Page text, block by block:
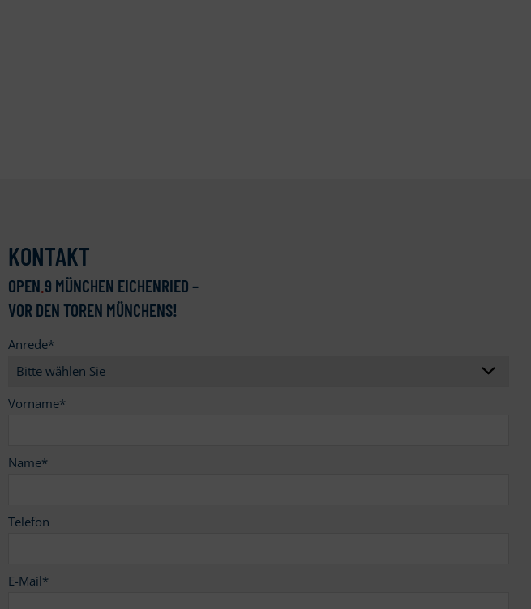
KONTAKT
OPEN.9 MÜNCHEN EICHENRIED –
VOR DEN TOREN MÜNCHENS!
Anrede*
Vorname*
Name*
Telefon
E-Mail*